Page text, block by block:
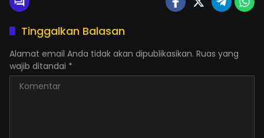
Tinggalkan Balasan
Alamat email Anda tidak akan dipublikasikan. Ruas yang
wajib ditandai *